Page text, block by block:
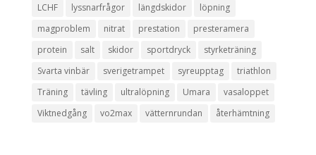
LCHF
lyssnarfrågor längdskidor
löpning
magproblem
nitrat prestation
presteramera
protein
salt skidor sportdryck
styrketräning
Svarta vinbär
sverigetrampet syreupptag
triathlon
Träning
tävling ultralöpning Umara
vasaloppet
Viktnedgång
vo2max vätternrundan återhämtning